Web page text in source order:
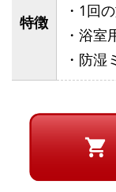
特徴
・1回
・浴室
・防湿